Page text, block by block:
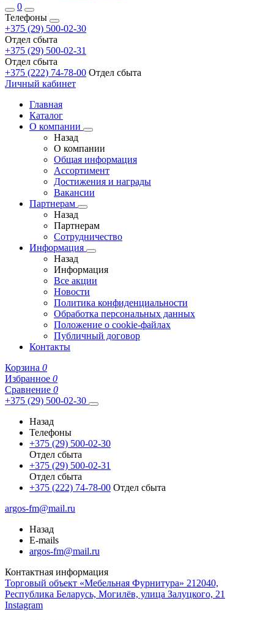
0
Телефоны
+375 (29) 500-02-30
Отдел сбыта
+375 (29) 500-02-31
Отдел сбыта
+375 (222) 74-78-00 Отдел сбыта
Личный кабинет
Главная
Каталог
О компании
Назад
О компании
Общая информация
Ассортимент
Достижения и награды
Вакансии
Партнерам
Назад
Партнерам
Сотрудничество
Информация
Назад
Информация
Все акции
Новости
Политика конфиденциальности
Обработка персональных данных
Положение о cookie-файлах
Публичный договор
Контакты
Корзина 0
Избранное 0
Сравнение 0
+375 (29) 500-02-30
Назад
Телефоны
+375 (29) 500-02-30
Отдел сбыта
+375 (29) 500-02-31
Отдел сбыта
+375 (222) 74-78-00 Отдел сбыта
argos-fm@mail.ru
Назад
E-mails
argos-fm@mail.ru
Контактная информация
Торговый объект «Мебельная Фурнитура» 212040,
Республика Беларусь, Могилёв, улица Залуцкого, 21
Instagram